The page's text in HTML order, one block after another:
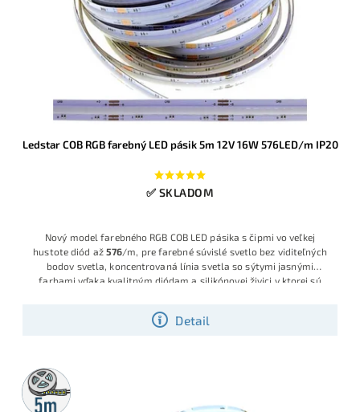
Ledstar COB RGB farebný LED pásik 5m 12V 16W 576LED/m IP20
✅ SKLADOM
Detail
Nový model farebného RGB COB LED pásika s čipmi vo veľkej
hustote diód až 576/m, pre farebné súvislé svetlo bez viditeľných
bodov svetla, koncentrovaná línia svetla so sýtymi jasnými
farbami vďaka kvalitným diódam a silikónovej živici v ktorej sú
ideálne riešenie pre moderné interiérové osvetlenie s dlhou
životnosťou.
5m
rolka